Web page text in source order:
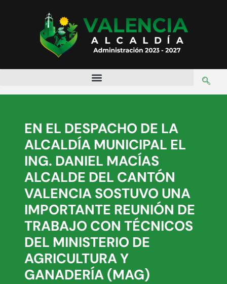
EN EL DESPACHO DE LA
ALCALDÍA MUNICIPAL EL
ING. DANIEL MACÍAS
ALCALDE DEL CANTÓN
VALENCIA SOSTUVO UNA
IMPORTANTE REUNIÓN DE
TRABAJO CON TÉCNICOS
DEL MINISTERIO DE
AGRICULTURA Y
GANADERÍA (MAG)